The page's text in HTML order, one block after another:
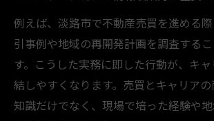
例えば、淡路市で不動産売買を進める
引事例や地域の再開発計画を調査する
す。こうした実務に即した行動が、キ
結しやすくなります。売買とキャリア
知識だけでなく、現場で培った経験や